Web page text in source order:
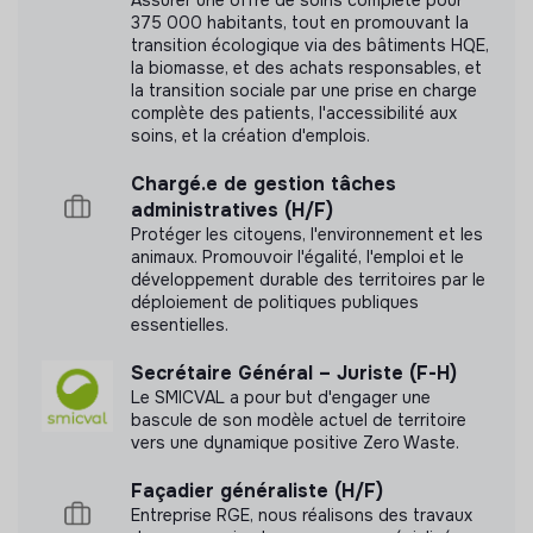
Rouge française inscrit dans sa stratégiedeux
engagements ambitieux en faveur de
l’environnement. Avec pour double objectif de
sensibiliser et outiller 100% de ses volontaires aux
conséquences du changement climatique et deréduire
de moitié son empreinte carboneà l’horizon 2030.
Date de prise de poste souhaitée
dès que possible
Informations pratiques liées au poste
temps de travail modulé sur l'année
Plus d'informations
Site internet
Association
> 2000 salariés
Social
Mesure d'impact
La Croix-Rouge française n'a pas encore transmis
de mesure d'impact
Labels et certifications
Labellisé LUCIE 26 000
375 000 habitants, tout en promouvant la
transition écologique via des bâtiments HQE,
la biomasse, et des achats responsables, et
la transition sociale par une prise en charge
complète des patients, l'accessibilité aux
soins, et la création d'emplois.
Chargé.e de gestion tâches
administratives (H/F)
Protéger les citoyens, l'environnement et les
animaux. Promouvoir l'égalité, l'emploi et le
développement durable des territoires par le
déploiement de politiques publiques
essentielles.
Secrétaire Général – Juriste (F-H)
Le SMICVAL a pour but d'engager une
bascule de son modèle actuel de territoire
vers une dynamique positive Zero Waste.
Façadier généraliste (H/F)
Entreprise RGE, nous réalisons des travaux